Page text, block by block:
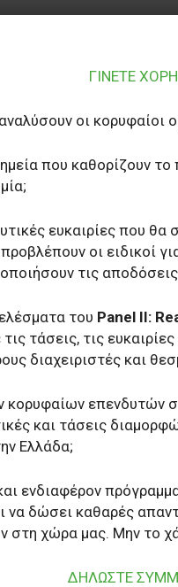
ΓΙΝΕΤΕ
οι κορυφαίοι
που καθορίζουν
ευκαιρίες που θα
προβλέπουν οι ειδικοί
τις
του Panel II:
τάσεις, τις
διαχειριστές και
κορυφαίων επενδυτών
και τάσεις
Ελλάδα;
ενδιαφέρον
να δώσει καθαρές
στη χώρα μας. Μην το
ΔΗΛΩΣΤΕ